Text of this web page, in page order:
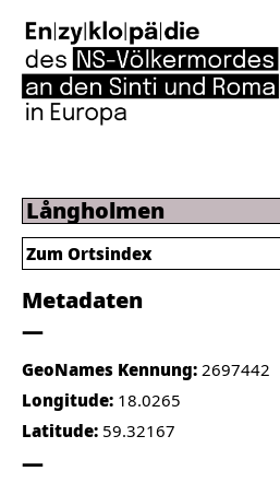
Långholmen
Metadaten
GeoNames Kennung: 2697442
Longitude: 18.0265
Latitude: 59.32167
Zum Ortsindex